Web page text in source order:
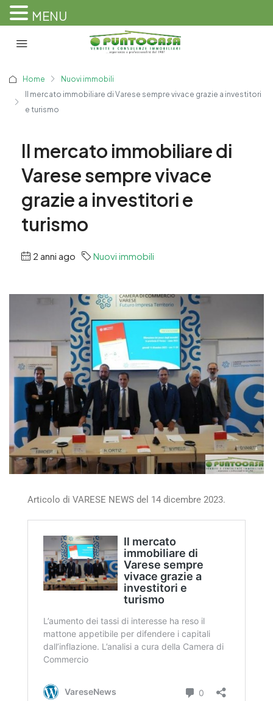
Home
Nuovi immobili
Il mercato immobiliare di Varese sempre vivace grazie a investitori
e turismo
Il mercato immobiliare di
Varese sempre vivace
grazie a investitori e
turismo
2 anni ago Nuovi immobili
Articolo di VARESE NEWS del 14 dicembre 2023.
MENU